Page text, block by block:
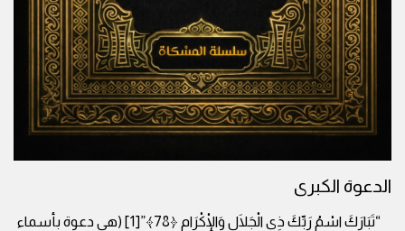
الدعوة الكبرى
“تَبَارَكَ اسْمُ رَبِّكَ ذِي الْجَلَالِ وَالْإِكْرَامِ ﴿78﴾”[1] (هي دعوة بأسماء